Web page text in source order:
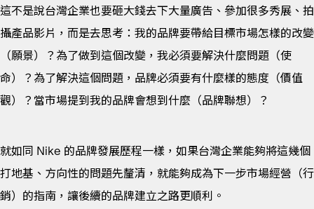
這不是說台灣企業也要砸大錢去下大量廣告、參加很多秀展、拍
攝產品影片，而是去思考：我的品牌要帶給目標市場怎樣的改變
（願景）？為了做到這個改變，我必須要解決什麼問題（使
命）？為了解決這個問題，品牌必須要有什麼樣的態度（價值
觀）？當市場提到我的品牌會想到什麼（品牌聯想）？
就如同 Nike 的品牌發展歷程一樣，如果台灣企業能夠將這幾個
打地基、方向性的問題先釐清，就能夠成為下一步市場經營（行
銷）的指南，讓後續的品牌建立之路更順利。